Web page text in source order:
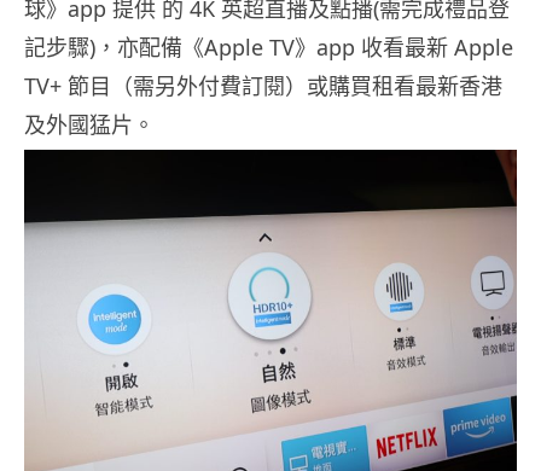
球》app 提供 的 4K 英超直播及點播(需完成禮品登
記步驟)，亦配備《Apple TV》app 收看最新 Apple
TV+ 節目（需另外付費訂閱）或購買租看最新香港
及外國猛片。